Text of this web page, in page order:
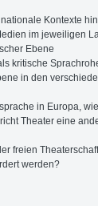
Kontexte
im jeweiligen
Ebene
kritische
in den
in Europa,
Theater eine
freien
werden?